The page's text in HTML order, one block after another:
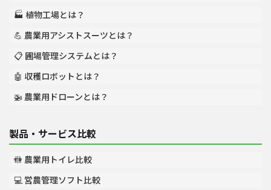
🏭 植物工場とは？
💪 農業用アシストスーツとは？
📋 圃場管理システムとは？
🤖 収穫ロボットとは？
🚁 農業用ドローンとは？
製品・サービス比較
🚻 農業用トイレ比較
💻 営農管理ソフト比較